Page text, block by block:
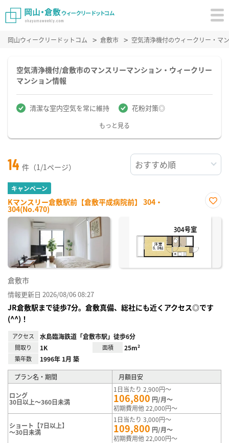
岡山ウィークリードットコム 倉敷市 空気清浄機付のウィークリー・マ
空気清浄機付/倉敷市のマンスリーマンション・ウィークリー
マンション情報
清潔な室内空気を常に維持 花粉対策◎
もっと見る
14 件（1/1ページ）
キャンペーン
Kマンスリー倉敷駅前【倉敷平成病院前】 304・
304(No.470)
に入
倉敷市
情報更新日 2026/08/06 08:27
JR倉敷駅まで徒歩7分。倉敷真備、総社にも近くアクセス◎です
(^^)！
アクセス 水島臨海鉄道「倉敷市駅」徒歩6分
間取り 1K 面積 25m²
築年数 1996年 1月 築
プラン名・期間 月額目安
ロング
30日以上～360日未満
1日当たり 2,900円～
106,800 円/月～
初期費用他 22,000円～
ショート【7日以上】
～30日未満
1日当たり 3,000円～
109,800 円/月～
初期費用他 22,000円～